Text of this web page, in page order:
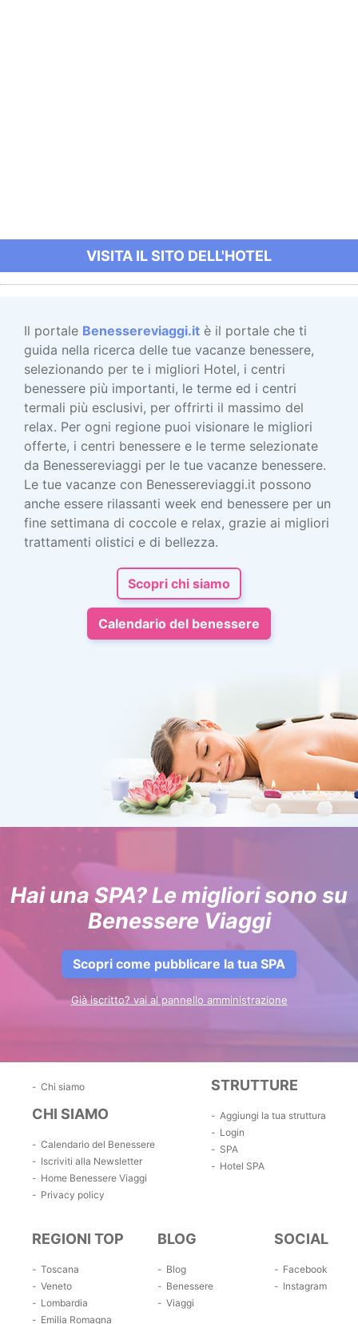
VISITA IL SITO DELL'HOTEL
Il portale Benessereviaggi.it è il portale che ti
guida nella ricerca delle tue vacanze benessere,
selezionando per te i migliori Hotel, i centri
benessere più importanti, le terme ed i centri
termali più esclusivi, per offrirti il massimo del
relax. Per ogni regione puoi visionare le migliori
offerte, i centri benessere e le terme selezionate
da Benessereviaggi per le tue vacanze benessere.
Le tue vacanze con Benessereviaggi.it possono
anche essere rilassanti week end benessere per un
fine settimana di coccole e relax, grazie ai migliori
trattamenti olistici e di bellezza.
Scopri chi siamo
Calendario del benessere
Hai una SPA? Le migliori sono su
Benessere Viaggi
Scopri come pubblicare la tua SPA
Già iscritto? vai al pannello amministrazione
Chi siamo
CHI SIAMO
Calendario del Benessere
Iscriviti alla Newsletter
Home Benessere Viaggi
Privacy policy
STRUTTURE
Aggiungi la tua struttura
Login
SPA
Hotel SPA
REGIONI TOP
Toscana
Veneto
Lombardia
Emilia Romagna
BLOG
Blog
Benessere
Viaggi
SOCIAL
Facebook
Instagram